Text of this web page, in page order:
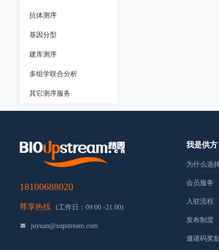
抗体测序
基因分型
建库测序
多组学联合分析
其它测序服务
18100688020
尊享热线 (工作日：09:00 -21:00)
juyuan@xupstream.com
我是供方
为什么选
会员服务
入驻流程
发布制度
邀请码奖